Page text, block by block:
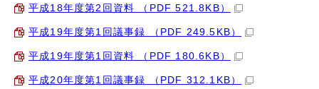
平成18年度第2回資料 （PDF 521.8KB）
平成19年度第1回議事録 （PDF 249.5KB）
平成19年度第1回資料 （PDF 180.6KB）
平成20年度第1回議事録 （PDF 312.1KB）